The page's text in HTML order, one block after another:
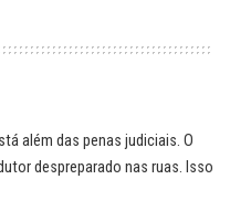
além das penas judiciais. O
despreparado nas ruas. Isso